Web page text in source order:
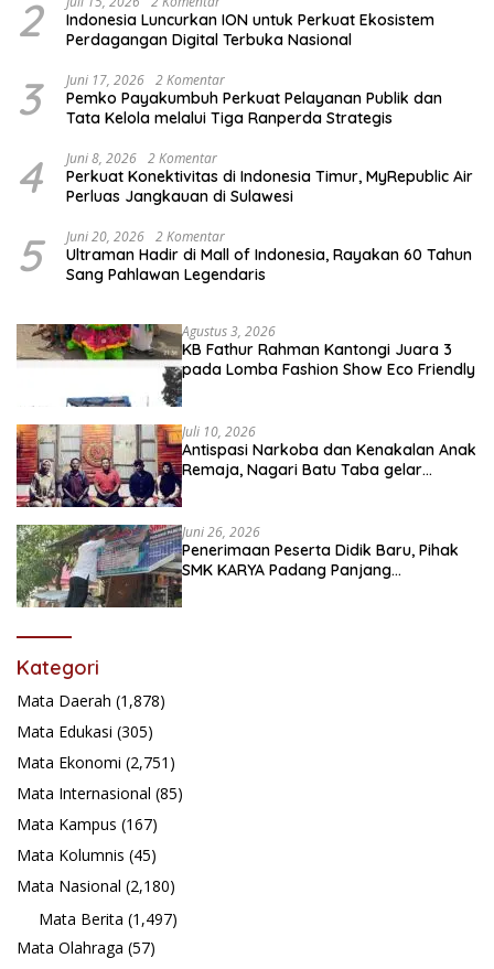
2
Indonesia Luncurkan ION untuk Perkuat Ekosistem
Perdagangan Digital Terbuka Nasional
3 Juni 17, 2026 2 Komentar
Pemko Payakumbuh Perkuat Pelayanan Publik dan
Tata Kelola melalui Tiga Ranperda Strategis
4 Juni 8, 2026 2 Komentar
Perkuat Konektivitas di Indonesia Timur, MyRepublic Air
Perluas Jangkauan di Sulawesi
5 Juni 20, 2026 2 Komentar
Ultraman Hadir di Mall of Indonesia, Rayakan 60 Tahun
Sang Pahlawan Legendaris
Agustus 3, 2026
KB Fathur Rahman Kantongi Juara 3
pada Lomba Fashion Show Eco Friendly
Juli 10, 2026
Antispasi Narkoba dan Kenakalan Anak
Remaja, Nagari Batu Taba gelar
Juni 26, 2026
Penerimaan Peserta Didik Baru, Pihak
SMK KARYA Padang Panjang
Kategori
Mata Daerah (1,878)
Mata Edukasi (305)
Mata Ekonomi (2,751)
Mata Internasional (85)
Mata Kampus (167)
Mata Kolumnis (45)
Mata Nasional (2,180)
Mata Berita (1,497)
Mata Olahraga (57)